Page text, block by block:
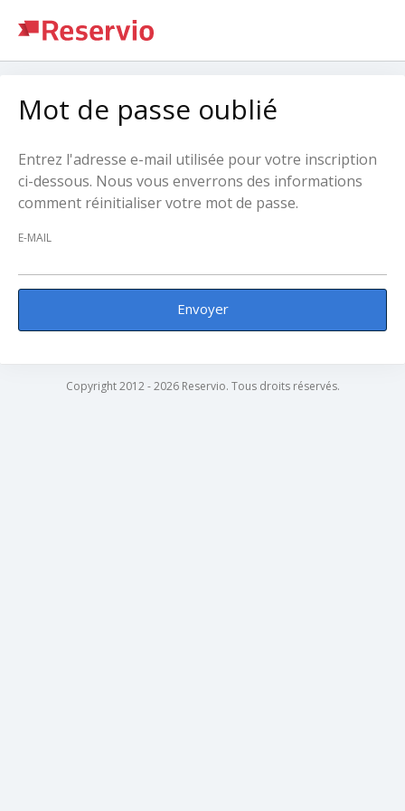
Mot de passe oublié
Entrez l'adresse e-mail utilisée pour votre inscription
ci-dessous. Nous vous enverrons des informations
comment réinitialiser votre mot de passe.
E-MAIL
Envoyer
Copyright 2012 - 2026 Reservio. Tous droits réservés.